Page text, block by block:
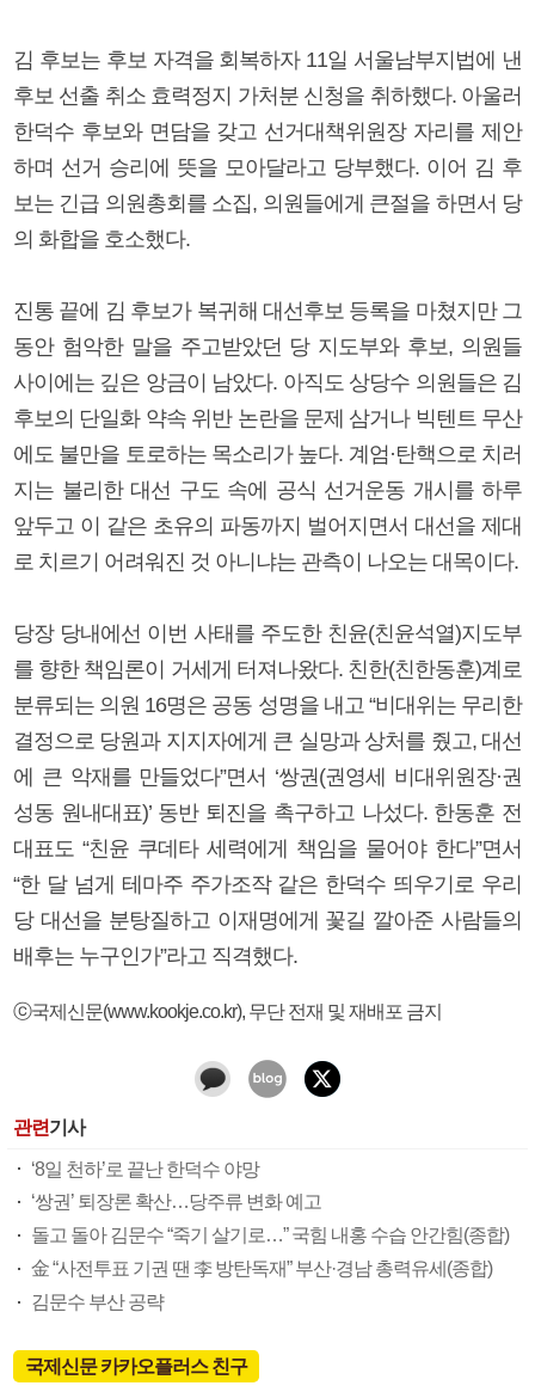
김 후보는 후보 자격을 회복하자 11일 서울남부지법에 낸
후보 선출 취소 효력정지 가처분 신청을 취하했다. 아울러
한덕수 후보와 면담을 갖고 선거대책위원장 자리를 제안
하며 선거 승리에 뜻을 모아달라고 당부했다. 이어 김 후
보는 긴급 의원총회를 소집, 의원들에게 큰절을 하면서 당
의 화합을 호소했다.
진통 끝에 김 후보가 복귀해 대선후보 등록을 마쳤지만 그
동안 험악한 말을 주고받았던 당 지도부와 후보, 의원들
사이에는 깊은 앙금이 남았다. 아직도 상당수 의원들은 김
후보의 단일화 약속 위반 논란을 문제 삼거나 빅텐트 무산
에도 불만을 토로하는 목소리가 높다. 계엄·탄핵으로 치러
지는 불리한 대선 구도 속에 공식 선거운동 개시를 하루
앞두고 이 같은 초유의 파동까지 벌어지면서 대선을 제대
로 치르기 어려워진 것 아니냐는 관측이 나오는 대목이다.
당장 당내에선 이번 사태를 주도한 친윤(친윤석열)지도부
를 향한 책임론이 거세게 터져나왔다. 친한(친한동훈)계로
분류되는 의원 16명은 공동 성명을 내고 “비대위는 무리한
결정으로 당원과 지지자에게 큰 실망과 상처를 줬고, 대선
에 큰 악재를 만들었다”면서 ‘쌍권(권영세 비대위원장·권
성동 원내대표)’ 동반 퇴진을 촉구하고 나섰다. 한동훈 전
대표도 “친윤 쿠데타 세력에게 책임을 물어야 한다”면서
“한 달 넘게 테마주 주가조작 같은 한덕수 띄우기로 우리
당 대선을 분탕질하고 이재명에게 꽃길 깔아준 사람들의
배후는 누구인가”라고 직격했다.
ⓒ국제신문(www.kookje.co.kr), 무단 전재 및 재배포 금지
관련기사
‘8일 천하’로 끝난 한덕수 야망
‘쌍권’ 퇴장론 확산…당주류 변화 예고
돌고 돌아 김문수 “죽기 살기로…” 국힘 내홍 수습 안간힘(종합)
金 “사전투표 기권 땐 李 방탄독재” 부산·경남 총력유세(종합)
김문수 부산 공략
국제신문 카카오플러스 친구